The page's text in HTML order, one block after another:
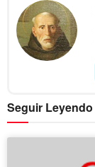
Seguir Leyendo